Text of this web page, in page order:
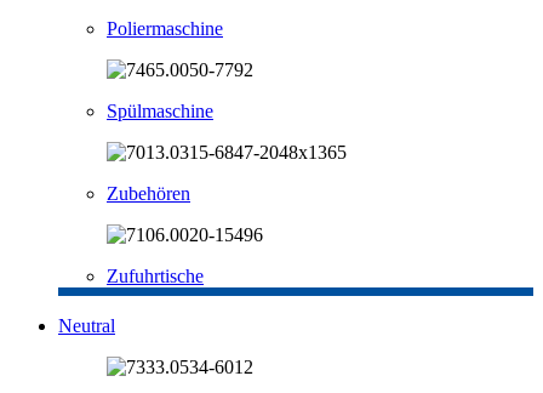
Poliermaschine
Spülmaschine
Zubehören
Zufuhrtische
Neutral